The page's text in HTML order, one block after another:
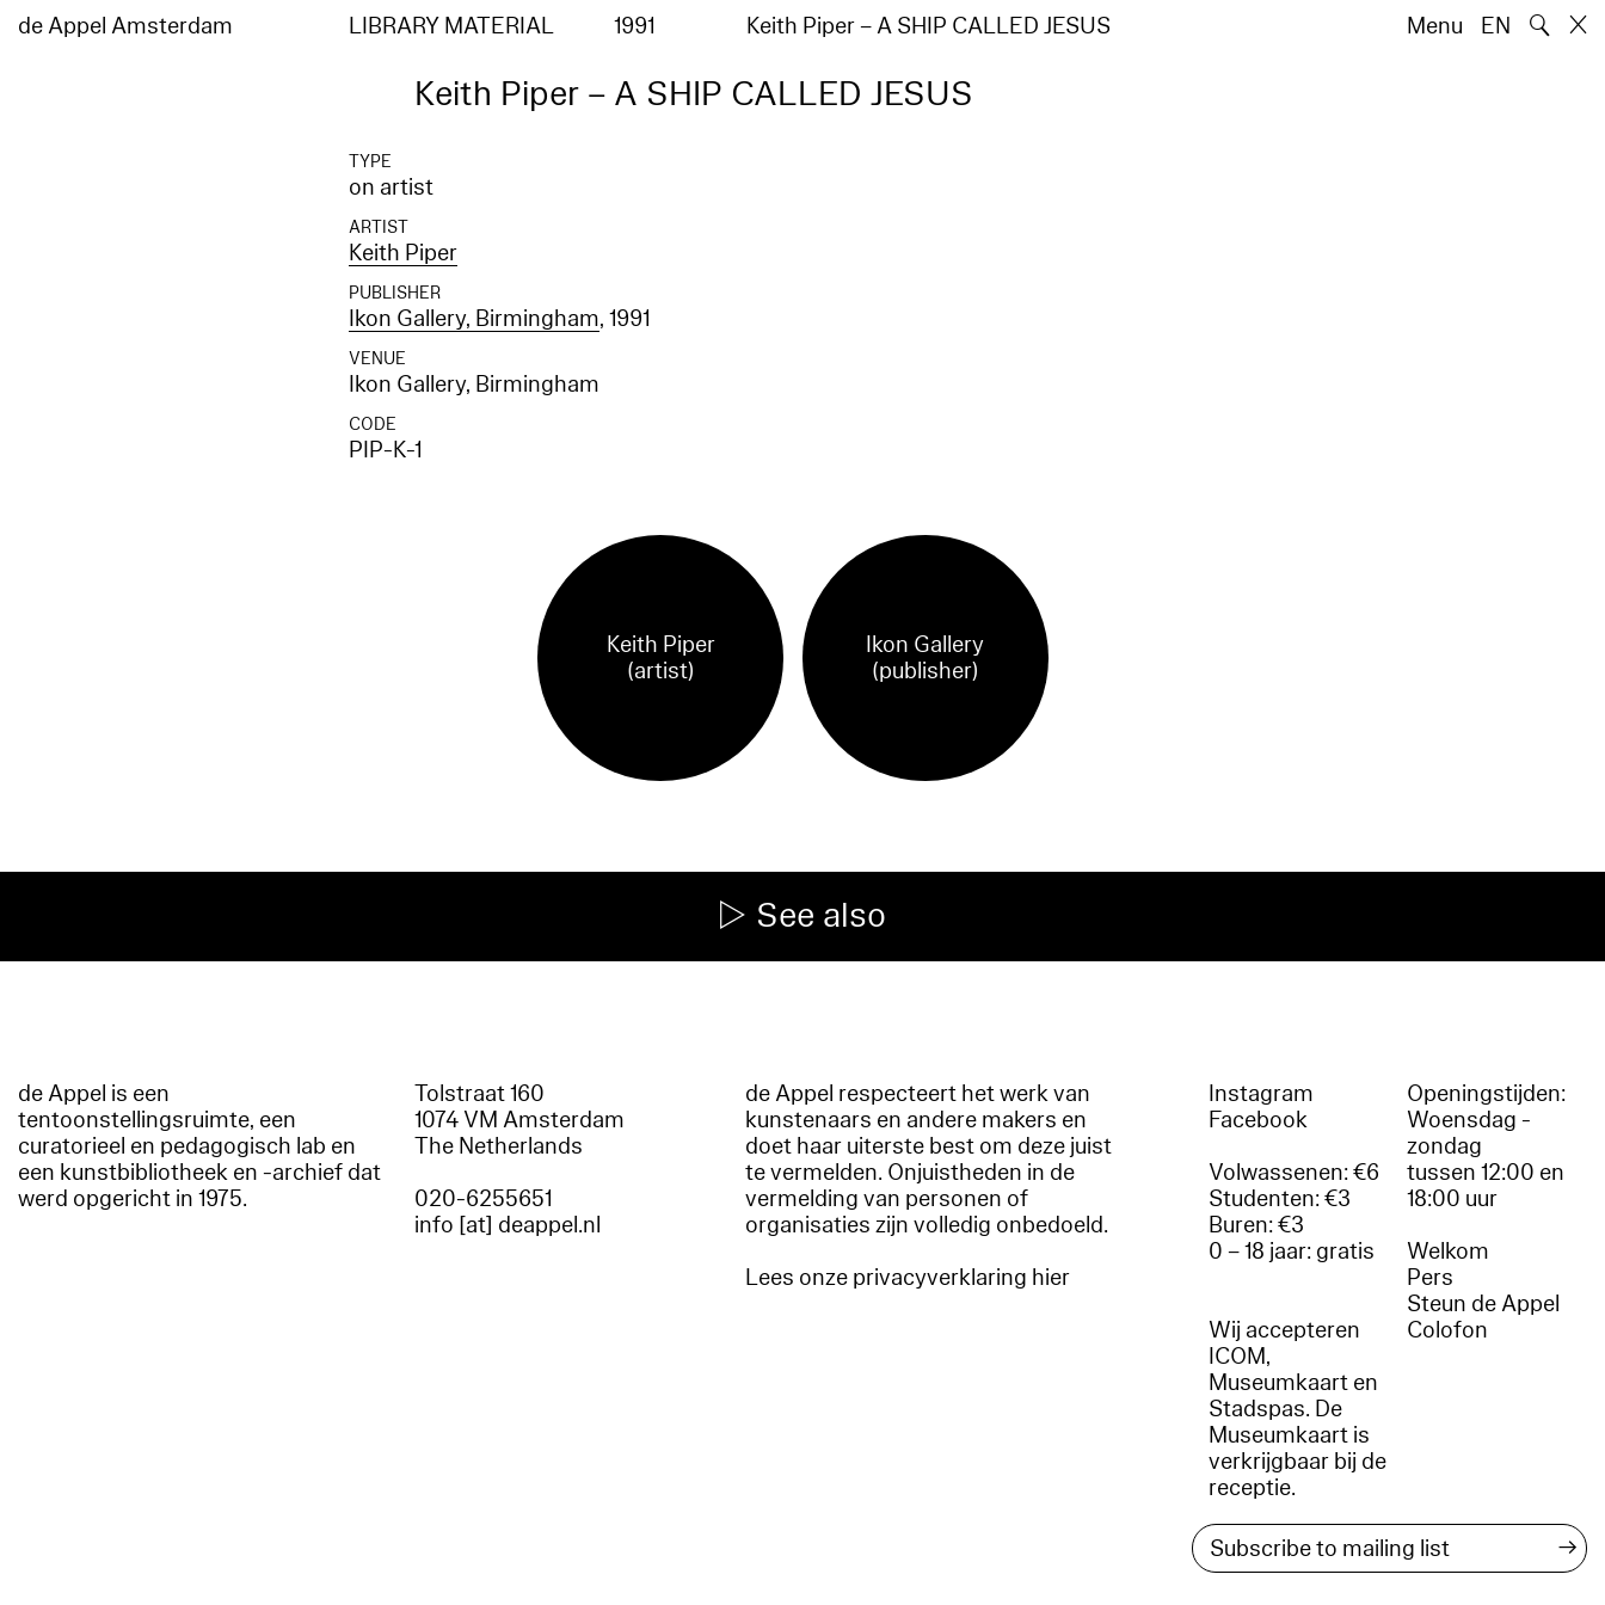
de Appel Amsterdam LIBRARY MATERIAL 1991 Keith Piper – A SHIP CALLED JESUS Menu EN 🔍
Keith Piper – A SHIP CALLED JESUS
TYPE
on artist
ARTIST
Keith Piper
PUBLISHER
Ikon Gallery, Birmingham, 1991
VENUE
Ikon Gallery, Birmingham
CODE
PIP-K-1
Keith Piper
(artist)
Ikon Gallery
(publisher)
See also
de Appel is een
tentoonstellingsruimte, een
curatorieel en pedagogisch lab en
een kunstbibliotheek en -archief dat
werd opgericht in 1975.
Tolstraat 160
1074 VM Amsterdam
The Netherlands
020-6255651
info [at] deappel.nl
de Appel respecteert het werk van
kunstenaars en andere makers en
doet haar uiterste best om deze juist
te vermelden. Onjuistheden in de
vermelding van personen of
organisaties zijn volledig onbedoeld.
Lees onze privacyverklaring hier
Instagram
Facebook
Volwassenen: €6
Studenten: €3
Buren: €3
0 – 18 jaar: gratis
Wij accepteren
ICOM,
Museumkaart en
Stadspas. De
Museumkaart is
verkrijgbaar bij de
receptie.
Openingstijden:
Woensdag -
zondag
tussen 12:00 en
18:00 uur
Welkom
Pers
Steun de Appel
Colofon
→